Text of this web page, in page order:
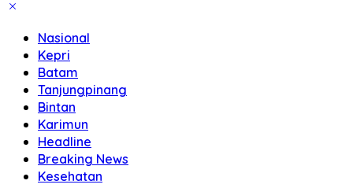
Nasional
Kepri
Batam
Tanjungpinang
Bintan
Karimun
Headline
Breaking News
Kesehatan